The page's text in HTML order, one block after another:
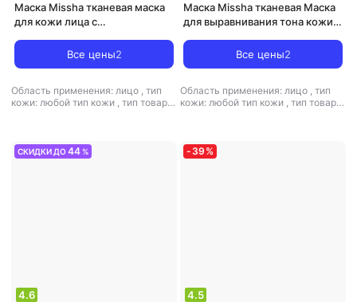
Маска Missha тканевая маска
для кожи лица с
Все цены2
Область применения: лицо , тип
кожи: любой тип кожи , тип товара:
Маска Missha тканевая Маска
для выравнивания тона кожи
Все цены2
Область применения: лицо , тип
кожи: любой тип кожи , тип товара:
СКИДКИ ДО44 %
4.6
- 39 %
4.5